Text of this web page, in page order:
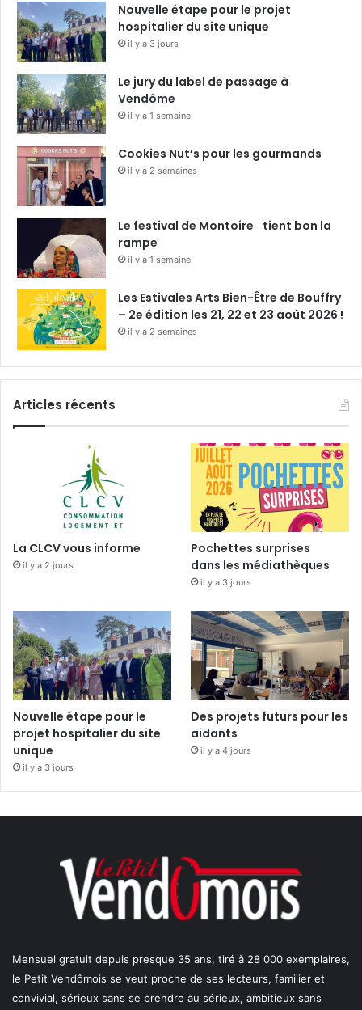
Nouvelle étape pour le projet
hospitalier du site unique
il y a 3 jours
Le jury du label de passage à
Vendôme
il y a 1 semaine
Cookies Nut’s pour les gourmands
il y a 2 semaines
Le festival de Montoire tient bon la
rampe
il y a 1 semaine
Les Estivales Arts Bien-Être de Bouffry
– 2e édition les 21, 22 et 23 août 2026 !
il y a 2 semaines
Articles récents
La CLCV vous informe
il y a 2 jours
Pochettes surprises
dans les médiathèques
il y a 3 jours
Nouvelle étape pour le
projet hospitalier du site
unique
il y a 3 jours
Des projets futurs pour les
aidants
il y a 4 jours
Mensuel gratuit depuis presque 35 ans, tiré à 28 000 exemplaires,
le Petit Vendômois se veut proche de ses lecteurs, familier et
convivial, sérieux sans se prendre au sérieux, ambitieux sans